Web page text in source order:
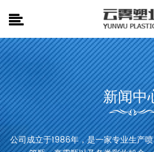
新闻中
公司成立于1986年，是一家专业生产